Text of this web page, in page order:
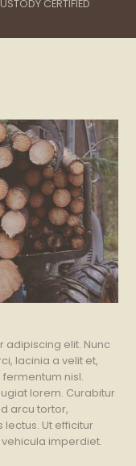
CERTIFIED
adipiscing elit. Nunc
lacinia a velit et,
nisl.
lorem. Curabitur
arcu tortor,
lectus. Ut efficitur
imperdiet.